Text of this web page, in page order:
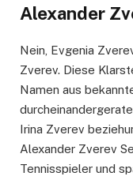
Alexander
Nein, Evgenia
Zverev. Diese
Namen aus
Irina Zverev
Alexander Zverev
Tennisspieler und